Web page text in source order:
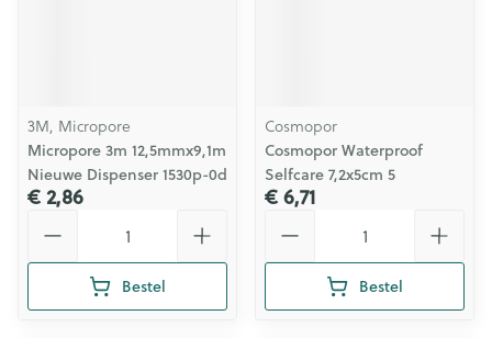
3M, Micropore
Micropore 3m 12,5mmx9,1m
Nieuwe Dispenser 1530p-0d
€ 2,86
Bestel
Cosmopor
Cosmopor Waterproof
Selfcare 7,2x5cm 5
€ 6,71
Bestel